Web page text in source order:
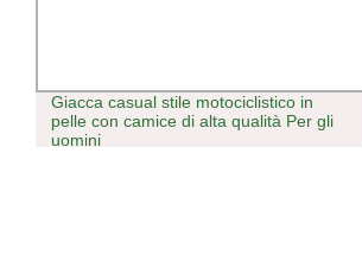
Giacca casual stile motociclistico in
pelle con camice di alta qualità Per gli
uomini